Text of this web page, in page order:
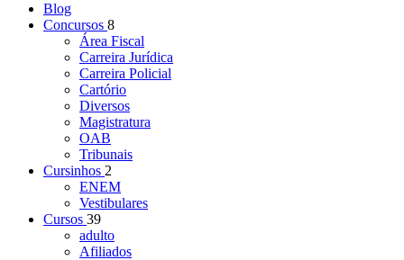
Blog
Concursos 8
Área Fiscal
Carreira Jurídica
Carreira Policial
Cartório
Diversos
Magistratura
OAB
Tribunais
Cursinhos 2
ENEM
Vestibulares
Cursos 39
adulto
Afiliados